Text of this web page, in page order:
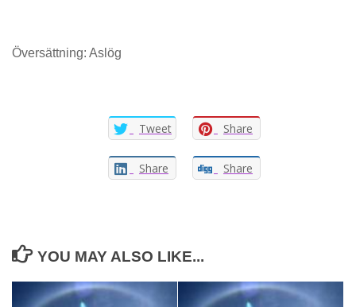
Översättning: Aslög
Tweet Share
Share Share
YOU MAY ALSO LIKE...